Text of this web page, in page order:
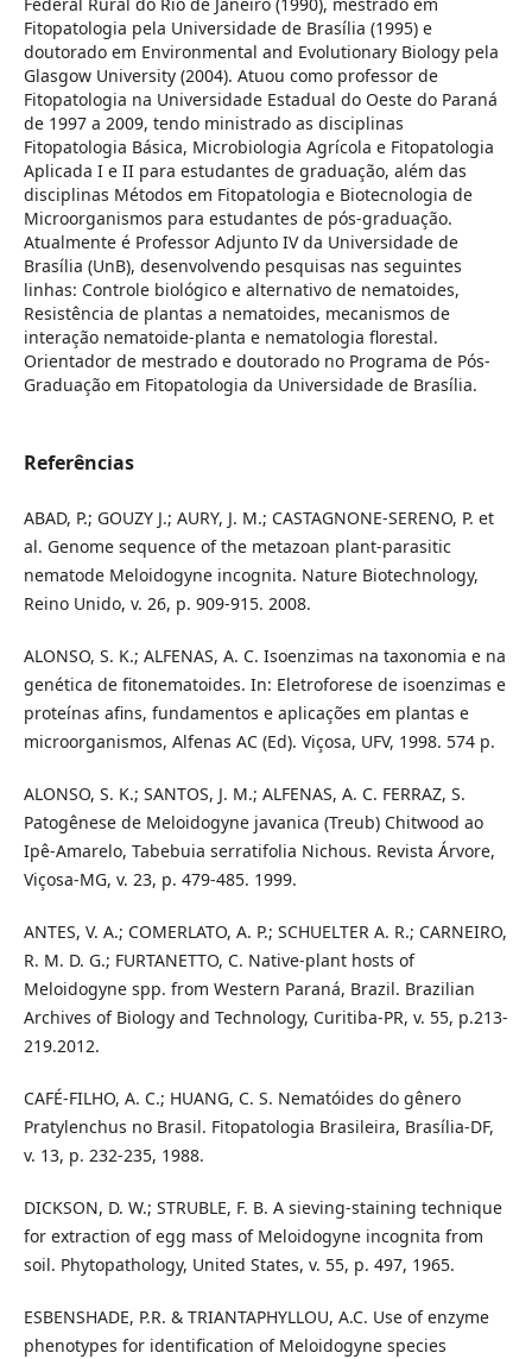
Fitopatologia pela Universidade de Brasília (1995) e
doutorado em Environmental and Evolutionary Biology pela
Glasgow University (2004). Atuou como professor de
Fitopatologia na Universidade Estadual do Oeste do Paraná
de 1997 a 2009, tendo ministrado as disciplinas
Fitopatologia Básica, Microbiologia Agrícola e Fitopatologia
Aplicada I e II para estudantes de graduação, além das
disciplinas Métodos em Fitopatologia e Biotecnologia de
Microorganismos para estudantes de pós-graduação.
Atualmente é Professor Adjunto IV da Universidade de
Brasília (UnB), desenvolvendo pesquisas nas seguintes
linhas: Controle biológico e alternativo de nematoides,
Resistência de plantas a nematoides, mecanismos de
interação nematoide-planta e nematologia florestal.
Orientador de mestrado e doutorado no Programa de Pós-
Graduação em Fitopatologia da Universidade de Brasília.
Referências
ABAD, P.; GOUZY J.; AURY, J. M.; CASTAGNONE-SERENO, P. et
al. Genome sequence of the metazoan plant-parasitic
nematode Meloidogyne incognita. Nature Biotechnology,
Reino Unido, v. 26, p. 909-915. 2008.
ALONSO, S. K.; ALFENAS, A. C. Isoenzimas na taxonomia e na
genética de fitonematoides. In: Eletroforese de isoenzimas e
proteínas afins, fundamentos e aplicações em plantas e
microorganismos, Alfenas AC (Ed). Viçosa, UFV, 1998. 574 p.
ALONSO, S. K.; SANTOS, J. M.; ALFENAS, A. C. FERRAZ, S.
Patogênese de Meloidogyne javanica (Treub) Chitwood ao
Ipê-Amarelo, Tabebuia serratifolia Nichous. Revista Árvore,
Viçosa-MG, v. 23, p. 479-485. 1999.
ANTES, V. A.; COMERLATO, A. P.; SCHUELTER A. R.; CARNEIRO,
R. M. D. G.; FURTANETTO, C. Native-plant hosts of
Meloidogyne spp. from Western Paraná, Brazil. Brazilian
Archives of Biology and Technology, Curitiba-PR, v. 55, p.213-
219.2012.
CAFÉ-FILHO, A. C.; HUANG, C. S. Nematóides do gênero
Pratylenchus no Brasil. Fitopatologia Brasileira, Brasília-DF,
v. 13, p. 232-235, 1988.
DICKSON, D. W.; STRUBLE, F. B. A sieving-staining technique
for extraction of egg mass of Meloidogyne incognita from
soil. Phytopathology, United States, v. 55, p. 497, 1965.
ESBENSHADE, P.R. & TRIANTAPHYLLOU, A.C. Use of enzyme
phenotypes for identification of Meloidogyne species